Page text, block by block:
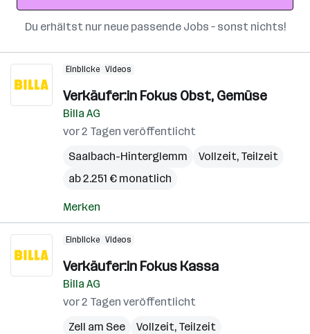
Du erhältst nur neue passende Jobs – sonst nichts!
Einblicke Videos
Verkäufer:in Fokus Obst, Gemüse
Billa AG
vor 2 Tagen veröffentlicht
Saalbach-Hinterglemm
Vollzeit, Teilzeit
ab 2.251 € monatlich
Merken
Einblicke Videos
Verkäufer:in Fokus Kassa
Billa AG
vor 2 Tagen veröffentlicht
Zell am See
Vollzeit, Teilzeit